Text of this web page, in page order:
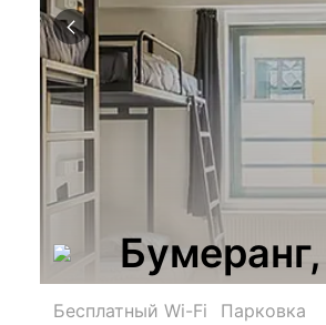
Бумеранг,
Бесплатный Wi-Fi
Парковка